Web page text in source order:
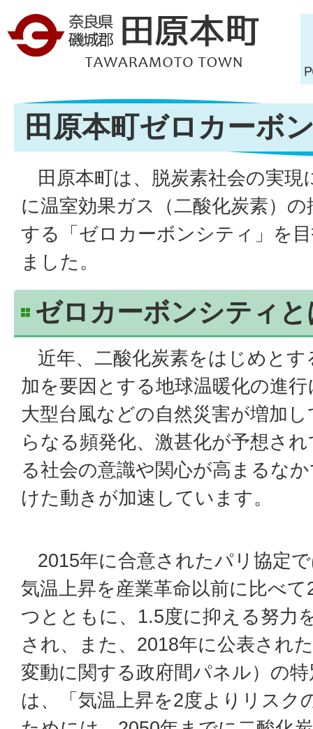
田原本町ゼロカーボ
田原本町は、脱炭素社会の実現
に温室効果ガス（二酸化炭素）
する「ゼロカーボンシティ」を
ました。
ゼロカーボンシティと
近年、二酸化炭素をはじめとす
加を要因とする地球温暖化の進
大型台風などの自然災害が増加
らなる頻発化、激甚化が予想さ
る社会の意識や関心が高まるな
けた動きが加速しています。
2015年に合意されたパリ協定
気温上昇を産業革命以前に比べ
つとともに、1.5度に抑える努力
され、また、2018年に公表され
変動に関する政府間パネル）の
は、「気温上昇を2度よりリスク